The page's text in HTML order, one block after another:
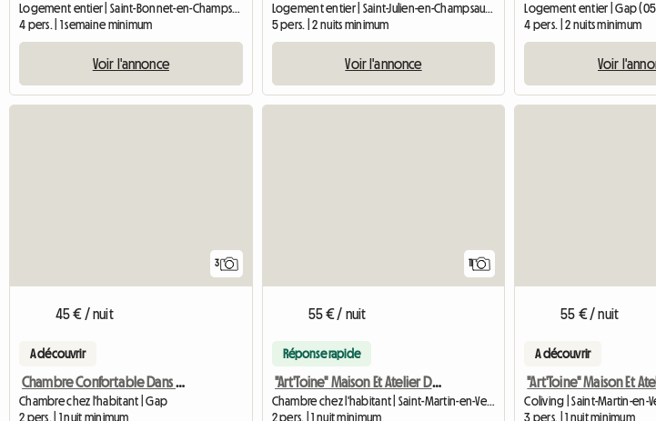
4 pers. | 1 semaine minimum
Voir l'annonce
5 pers. | 2 nuits minimum
Voir l'annonce
Logement entier | Gap
4 pers. | 2 nuits minimum
Voir
3
45 € / nuit
A découvrir
Chambre Confortable Dans Maison Au Calme
Chambre chez l'habitant | Gap
2 pers. | 1 nuit minimum
11
55 € / nuit
Réponse rapide
"Art'Toine" Maison Et Atelier D'artiste
Chambre chez l'habitant | Saint-Martin-en-Vercors (26420) | 180 M2
2 pers. | 1 nuit minimum
55 € / nuit
A découvrir
3 pers. | 1 nuit minimum